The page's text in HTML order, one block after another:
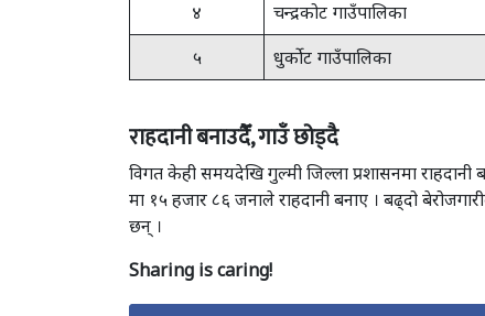
४ चन्द्रकोट गाउँपालिका
५ धुर्कोट गाउँपालिका
राहदानी बनाउदैँ, गाउँ छोड्दै
विगत केही समयदेखि गुल्मी जिल्ला प्रशासनमा राहदानी
मा १५ हजार ८६ जनाले राहदानी बनाए । बढ्दो
छन् ।
Sharing is caring!